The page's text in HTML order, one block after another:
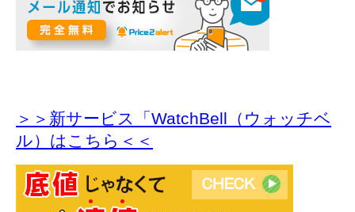
＞＞新サービス「WatchBell（ウォッチベ
ル）はこちら＜＜